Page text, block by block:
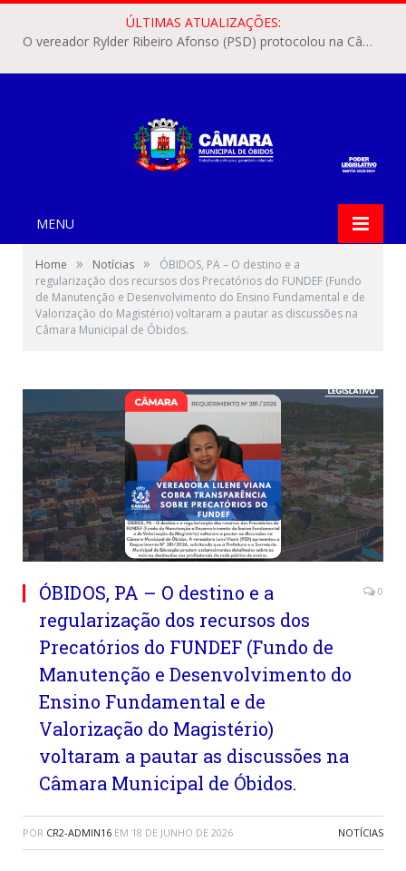
ÚLTIMAS ATUALIZAÇÕES:
O vereador Rylder Ribeiro Afonso (PSD) protocolou na Câmara Municipal de Óbidos o Requerimento nº 346/2026.
MENU
Home » Notícias »
ÓBIDOS, PA – O destino e a
regularização dos recursos dos Precatórios do FUNDEF (Fundo
de Manutenção e Desenvolvimento do Ensino Fundamental e de
Valorização do Magistério) voltaram a pautar as discussões na
Câmara Municipal de Óbidos.
ÓBIDOS, PA – O destino e a
regularização dos recursos dos
Precatórios do FUNDEF (Fundo de
Manutenção e Desenvolvimento do
Ensino Fundamental e de
Valorização do Magistério)
voltaram a pautar as discussões na
Câmara Municipal de Óbidos.
0
POR CR2-ADMIN16 EM 18 DE JUNHO DE 2026 NOTÍCIAS